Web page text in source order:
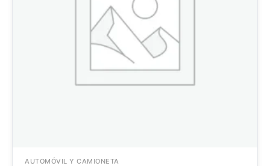
AUTOMÓVIL Y CAMIONETA